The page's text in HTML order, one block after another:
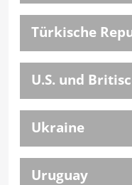
Türkische
U.S. und
Ukraine
Uruguay